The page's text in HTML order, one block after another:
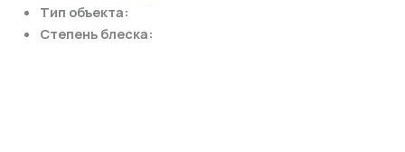
Тип объекта:
Степень блеска: